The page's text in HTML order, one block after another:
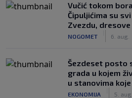
Vučić tokom
Čipuljićima su
Zvezdu,
NOGOMET 6. aug.
Šezdeset posto
grada u kojem
u stanovima
EKONOMIJA 5. aug.